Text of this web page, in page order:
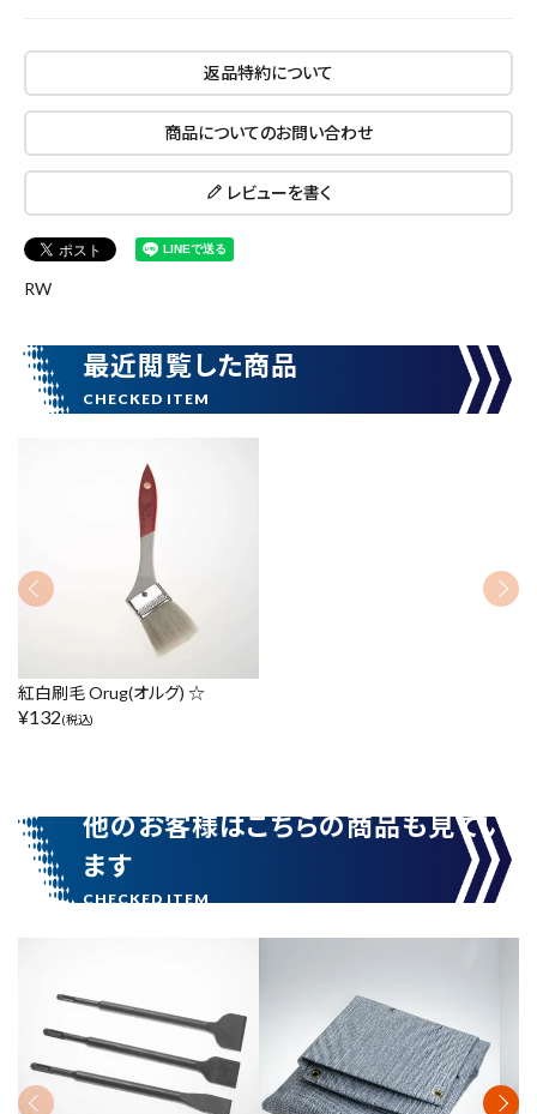
価格から探す
円 ～ 円
在庫のない商品を表示しない
返品特約について
商品についてのお問い合わせ
レビューを書く
RW
最近閲覧した商品
紅白刷毛 Orug(オルグ) ☆
¥132(税込)
他のお客様はこちらの商品も見てい
ます